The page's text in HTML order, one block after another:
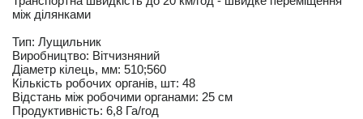
між ділянками
Тип: Лущильник
Виробництво: Вітчизняний
Діаметр кілець, мм: 510;560
Кількість робочих органів, шт: 48
Відстань між робочими органами: 25 см
Продуктивність: 6,8 Га/год